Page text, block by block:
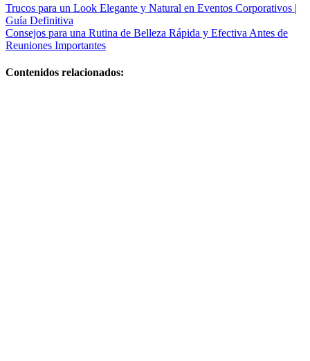
Navegación
de
entradas
Trucos para un Look Elegante y Natural en Eventos Corporativos |
Guía Definitiva
Consejos para una Rutina de Belleza Rápida y Efectiva Antes de
Reuniones Importantes
Contenidos relacionados: